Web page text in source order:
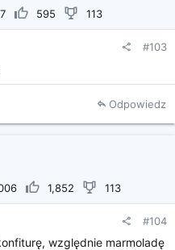
595 113
#103
Odpowiedz
1,852 113
#104
względnie marmoladę